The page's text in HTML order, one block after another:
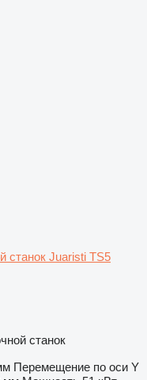
станок Juaristi TS5
станок
Перемещение по оси Y